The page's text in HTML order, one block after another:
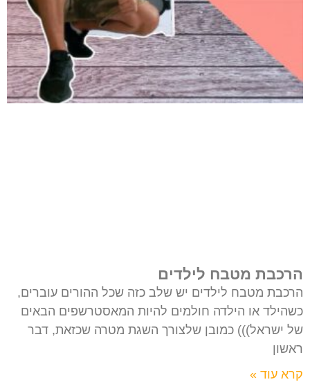
הרכבת מטבח לילדים
הרכבת מטבח לילדים יש שלב כזה שכל ההורים עוברים,
כשהילד או הילדה חולמים להיות המאסטרשפים הבאים
של ישראל))) כמובן שלצורך השגת מטרה שכזאת, דבר
ראשון
קרא עוד »